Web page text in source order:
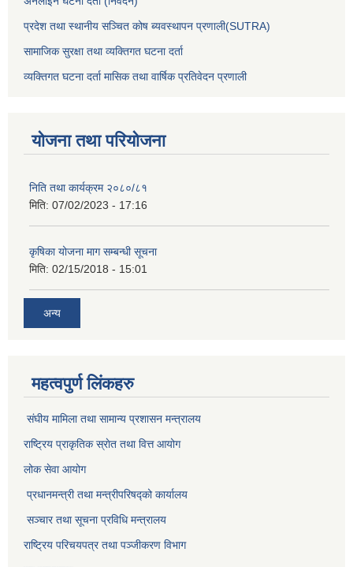
प्रदेश तथा स्थानीय सञ्चित कोष ब्यवस्थापन प्रणाली(SUTRA)
सामाजिक सुरक्षा तथा व्यक्तिगत घटना दर्ता
व्यक्तिगत घटना दर्ता मासिक तथा वार्षिक प्रतिवेदन प्रणाली
योजना तथा परियोजना
निति तथा कार्यक्रम २०८०/८१
मिति: 07/02/2023 - 17:16
कृषिका योजना माग सम्बन्धी सूचना
मिति: 02/15/2018 - 15:01
अन्य
महत्वपुर्ण लिंकहरु
संघीय मामिला तथा सामान्य प्रशासन मन्त्रालय
राष्ट्रिय प्राकृतिक स्राेत तथा वित्त आयोग
लोक सेवा आयोग
प्रधानमन्त्री तथा मन्त्रीपरिषद्को कार्यालय
सञ्‍चार तथा सूचना प्रविधि मन्त्रालय
राष्ट्रिय परिचयपत्र तथा पञ्जीकरण विभाग​